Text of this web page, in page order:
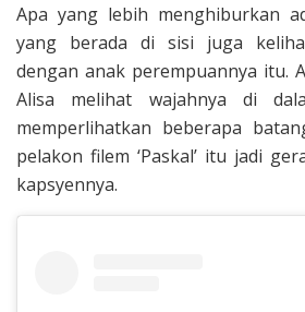
Apa yang lebih menghiburkan
yang berada di sisi juga
dengan anak perempuannya itu.
Alisa melihat wajahnya di
memperlihatkan beberapa
pelakon filem ‘Paskal’ itu jadi
kapsyennya.